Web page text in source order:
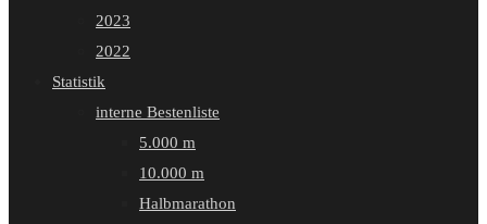
2023
2022
Statistik
interne Bestenliste
5.000 m
10.000 m
Halbmarathon